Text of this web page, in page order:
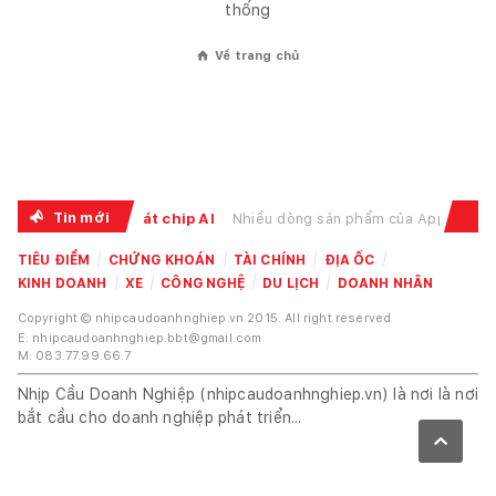
thống
⌂ Về trang chủ
Tin mới
tăng theo cơn khát chip AI Nhiều dòng sản phẩm của Apple đồng loạt tăng giá
TIÊU ĐIỂM CHỨNG KHOÁN TÀI CHÍNH
ĐỊA ỐC
KINH DOANH
XE CÔNG NGHỆ DU LỊCH DOANH NHÂN
Copyright © nhipcaudoanhnghiep.vn 2015. All right reserved
E: nhipcaudoanhnghiep.bbt@gmail.com
M: 083.77.99.66.7
Nhịp Cầu Doanh Nghiệp (nhipcaudoanhnghiep.vn) là nơi là nơi
bắt cầu cho doanh nghiệp phát triển...
